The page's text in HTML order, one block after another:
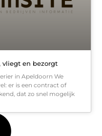
vliegt en bezorgt
in Apeldoorn We
er is een contract of
dat zo snel mogelijk